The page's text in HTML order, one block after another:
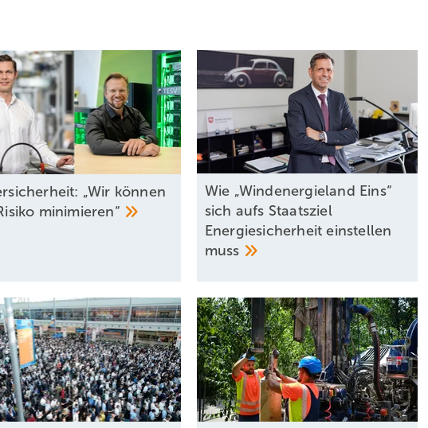
„Wir können
minimieren“
Wie „Windenergieland Eins“
sich aufs Staatsziel
Energiesicherheit einstellen
muss